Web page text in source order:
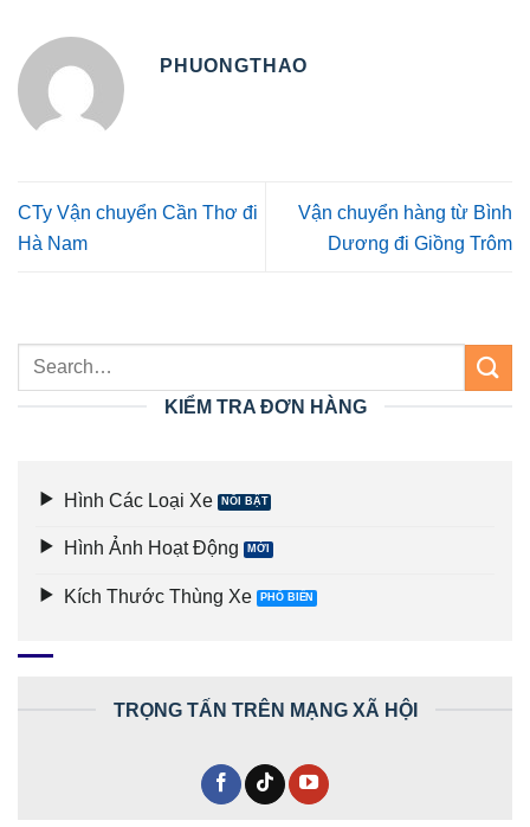
PHUONGTHAO
CTy Vận chuyển Cần Thơ đi
Hà Nam
Vận chuyển hàng từ Bình
Dương đi Giồng Trôm
KIỂM TRA ĐƠN HÀNG
Hình Các Loại Xe
Hình Ảnh Hoạt Động
Kích Thước Thùng Xe
TRỌNG TẤN TRÊN MẠNG XÃ HỘI